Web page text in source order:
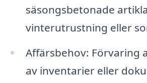
säsongsbetonade
vinterutrustning eller
Affärsbehov: Förvaring
av inventarier eller